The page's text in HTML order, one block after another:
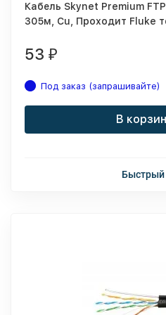
Кабель Skynet Premium
305м, Cu, Проходит Fluke
53 ₽
Под заказ (запрашивайте)
В
Быстрый